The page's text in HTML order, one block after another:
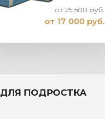
от 25 500 руб.
от 17 000 руб.
ДЛЯ ПОДРОСТКА